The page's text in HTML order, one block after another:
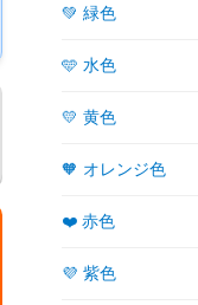
💚 緑色
🩵 水色
💛 黄色
🧡 オレンジ色
❤️ 赤色
💜 紫色